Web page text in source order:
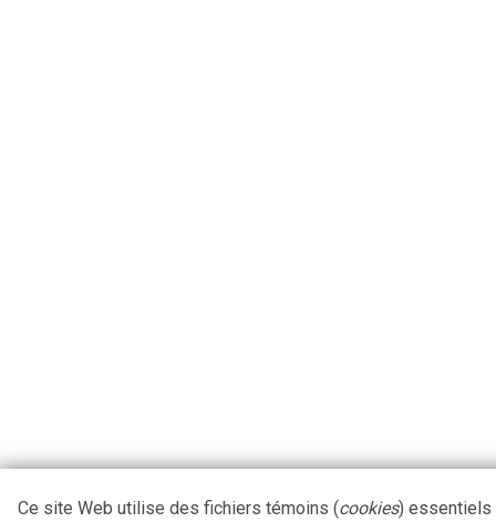
Ce site Web utilise des fichiers témoins (cookies) essentiels